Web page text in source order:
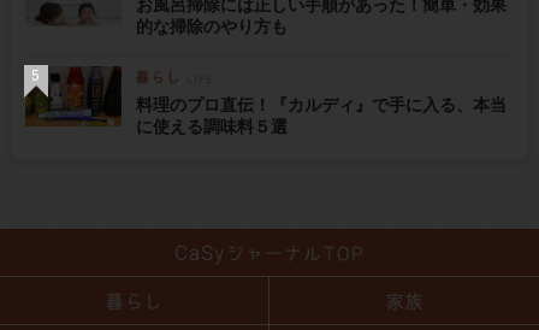
お風呂掃除には正しい手順があった！簡単・効果
的な掃除のやり方も
料理のプロ直伝！『カルディ』で手に入る、本当
に使える調味料５選